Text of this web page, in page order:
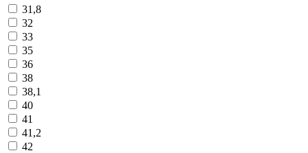
31,8
32
33
35
36
38
38,1
40
41
41,2
42